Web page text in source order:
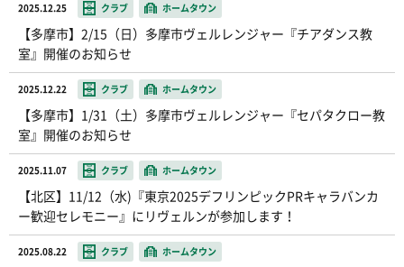
2025.12.25 クラブ ホームタウン
【多摩市】2/15（日）多摩市ヴェルレンジャー『チアダンス教
室』開催のお知らせ
2025.12.22 クラブ ホームタウン
【多摩市】1/31（土）多摩市ヴェルレンジャー『セパタクロー教
室』開催のお知らせ
2025.11.07 クラブ ホームタウン
【北区】11/12（水)『東京2025デフリンピックPRキャラバンカ
ー歓迎セレモニー』にリヴェルンが参加します！
2025.08.22 クラブ ホームタウン